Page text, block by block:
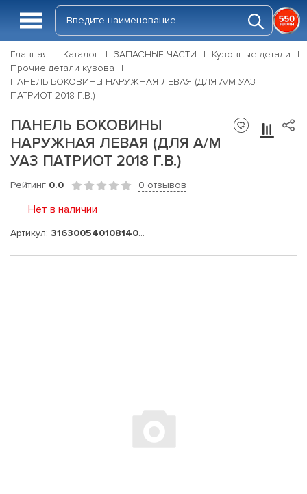
Главная Каталог ЗАПАСНЫЕ ЧАСТИ
Кузовные детали
Прочие детали кузова
ПАНЕЛЬ БОКОВИНЫ НАРУЖНАЯ ЛЕВАЯ (ДЛЯ А/М УАЗ
ПАТРИОТ 2018 Г.В.)
ПАНЕЛЬ БОКОВИНЫ
НАРУЖНАЯ ЛЕВАЯ (ДЛЯ А/М
УАЗ ПАТРИОТ 2018 Г.В.)
Рейтинг 0.0 0 отзывов
Нет в наличии
Артикул: 316300540108140-05